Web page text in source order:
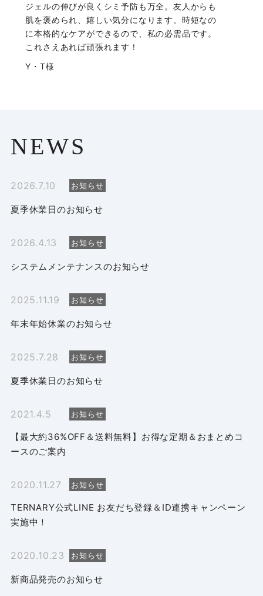
ジェルの伸びが良くシミ予防も万全。友人からも
肌を褒められ、嬉しい気分になります。時短なの
に本格的なケアができるので、私の必需品です。
これさえあれば頑張れます！
Y・T様
NEWS
お知らせ
2026.7.10
夏季休業日のお知らせ
お知らせ
2026.4.13
システムメンテナンスのお知らせ
お知らせ
2025.11.19
年末年始休業のお知らせ
お知らせ
2025.7.28
夏季休業日のお知らせ
お知らせ
2021.4.5
【最大約36%OFF＆送料無料】お得な定期＆おまとめコ
ースのご案内
お知らせ
2020.11.27
TERNARY公式LINE お友だち登録＆ID連携キャンペーン
実施中！
お知らせ
2020.10.23
新商品発売のお知らせ